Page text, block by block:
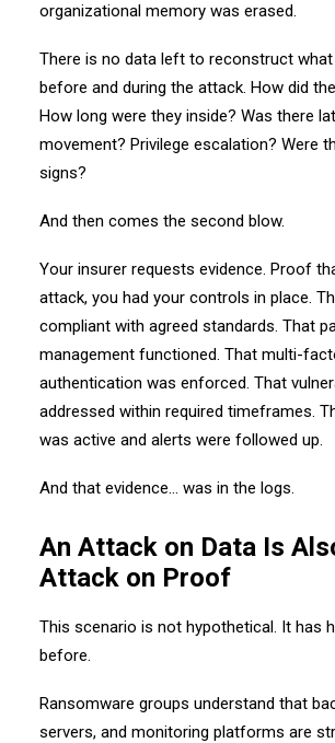
organizational memory was erased.
There is no data left to reconstruct what
before and during the attack. How did
How long were they inside? Was there
movement? Privilege escalation? Were
signs?
And then comes the second blow.
Your insurer requests evidence. Proof
attack, you had your controls in place.
compliant with agreed standards. That
management functioned. That multi-
authentication was enforced. That
addressed within required timeframes.
was active and alerts were followed up.
And that evidence… was in the logs.
An Attack on Data Is
Attack on Proof
This scenario is not hypothetical. It has
before.
Ransomware groups understand that
servers, and monitoring platforms are